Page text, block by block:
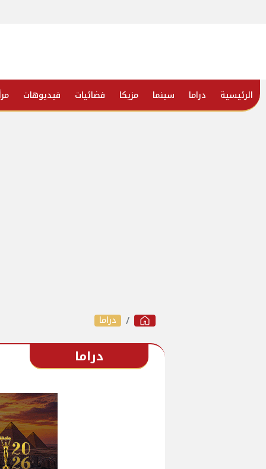
الرئيسية دراما سينما مزيكا فضائيات فيديوهات
دراما
دراما